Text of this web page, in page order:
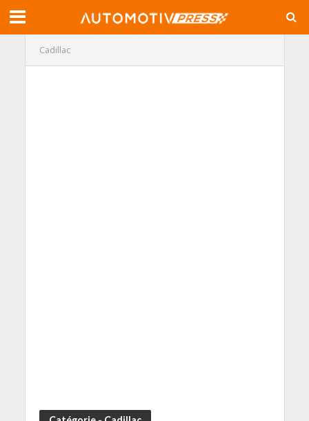
Cadillac